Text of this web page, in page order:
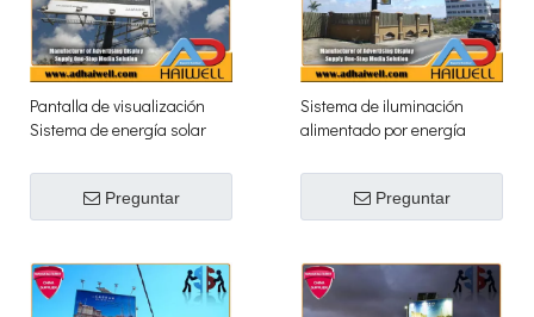
Pantalla de visualización
Sistema de energía solar
Preguntar
Sistema de iluminación
alimentado por energía
electrónica digital
Preguntar